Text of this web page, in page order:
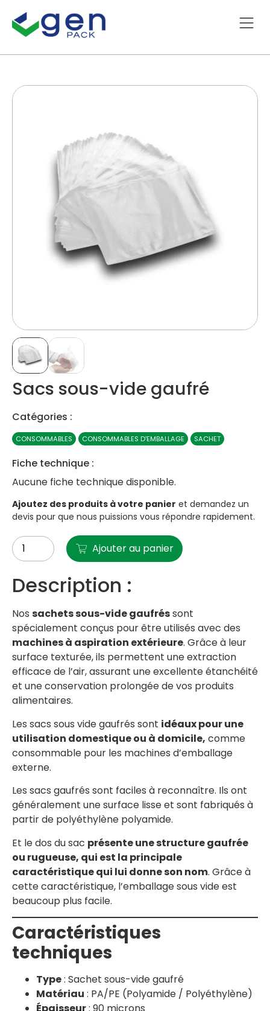
Sacs sous-vide gaufré
Catégories :
CONSOMMABLES CONSOMMABLES D’EMBALLAGE SACHET
Fiche technique :
Aucune fiche technique disponible.
Ajoutez des produits à votre panier et demandez un
devis pour que nous puissions vous répondre rapidement.
Ajouter au panier
Description :
Nos sachets sous-vide gaufréssont
spécialement conçus pour être utilisés avec des
machines à aspiration extérieure. Grâce à leur
surface texturée, ils permettent une extraction
efficace de l’air, assurant une excellente étanchéité
et une conservation prolongée de vos produits
alimentaires.
Les sacs sous vide gaufrés sont idéaux pour une
utilisation domestique ou à domicile, comme
consommable pour les machines d’emballage
externe.
Les sacs gaufrés sont faciles à reconnaître. Ils ont
généralement une surface lisse et sont fabriqués à
partir de polyéthylène polyamide.
Et le dos du sac présente une structure gaufrée
ou rugueuse, qui est la principale
caractéristique qui lui donne son nom. Grâce à
cette caractéristique, l’emballage sous vide est
beaucoup plus facile.
Caractéristiques
techniques
Type: Sachet sous-vide gaufré
Matériau : PA/PE (Polyamide / Polyéthylène)